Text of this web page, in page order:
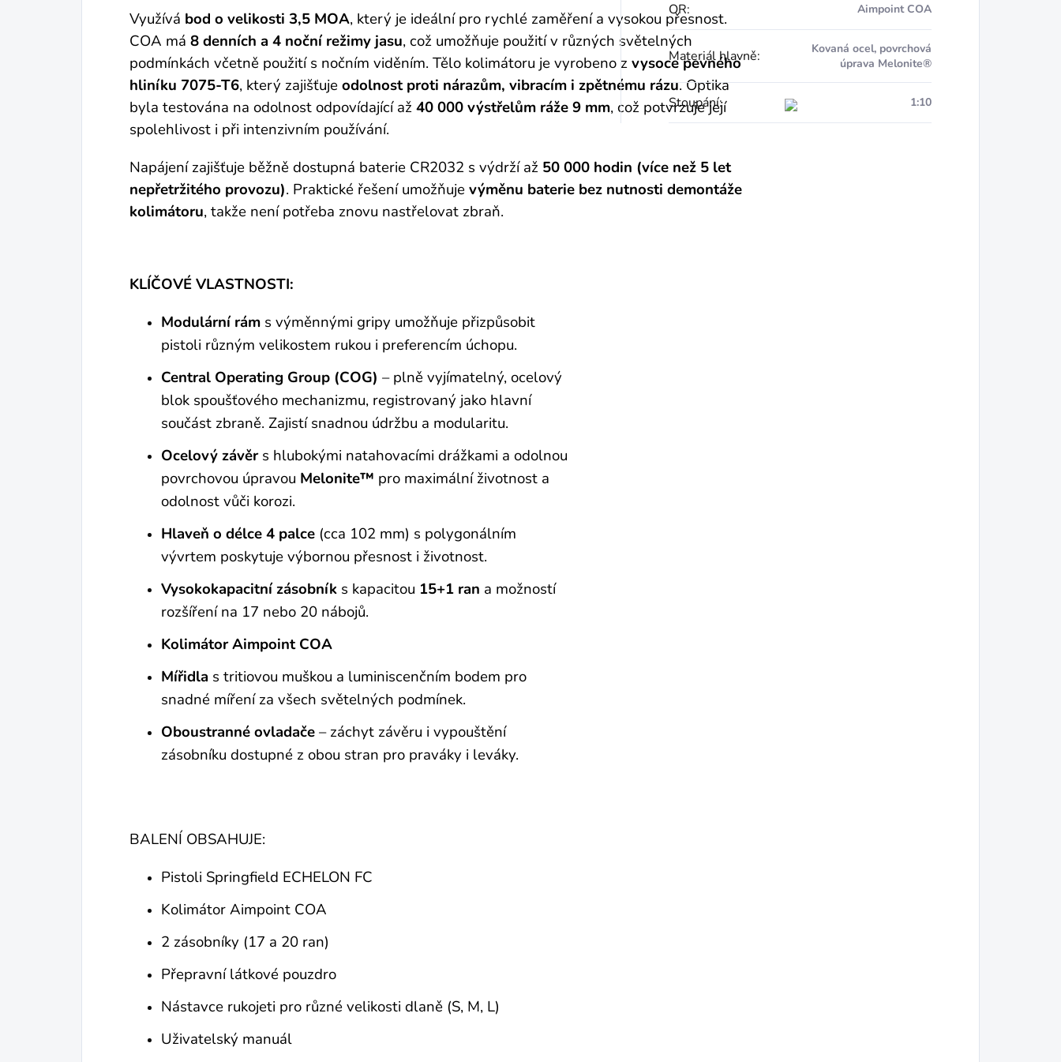
Využívá bod o velikosti 3,5 MOA, který je ideální pro rychlé zaměření a vysokou přesnost.
COA má 8 denních a 4 noční režimy jasu, což umožňuje použití v různých světelných
podmínkách včetně použití s nočním viděním. Tělo kolimátoru je vyrobeno zvysoce pevného
hliníku 7075-T6, který zajišťujeodolnost proti nárazům, vibracím i zpětnému rázu. Optika
byla testována na odolnost odpovídající až40 000 výstřelům ráže 9 mm, což potvrzuje její
spolehlivost i při intenzivním používání.
Napájení zajišťuje běžně dostupná baterie CR2032 s výdrží až 50 000 hodin (více než 5 let
nepřetržitého provozu). Praktické řešení umožňujevýměnu baterie bez nutnosti demontáže
kolimátoru, takže není potřeba znovu nastřelovat zbraň.
KLÍČOVÉ VLASTNOSTI:
Modulární rám s výměnnými gripy umožňuje přizpůsobit
pistoli různým velikostem rukou i preferencím úchopu.
Central Operating Group (COG) – plně vyjímatelný, ocelový
blok spoušťového mechanizmu, registrovaný jako hlavní
součást zbraně. Zajistí snadnou údržbu a modularitu.
Ocelový závěrs hlubokými natahovacími drážkami a odolnou
povrchovou úpravou Melonite™ pro maximální životnost a
odolnost vůči korozi.
Hlaveň o délce 4 palce (cca 102 mm) s polygonálním
vývrtem poskytuje výbornou přesnost i životnost.
Vysokokapacitní zásobník s kapacitou 15+1 ran a možností
rozšíření na 17 nebo 20 nábojů.
Kolimátor Aimpoint COA
Mířidla s tritiovou muškou a luminiscenčním bodem pro
snadné míření za všech světelných podmínek.
Oboustranné ovladače– záchyt závěru i vypouštění
zásobníku dostupné z obou stran pro praváky i leváky.
BALENÍ OBSAHUJE:
Pistoli Springfield ECHELON FC
Kolimátor Aimpoint COA
2 zásobníky (17 a 20 ran)
Přepravní látkové pouzdro
Nástavce rukojeti pro různé velikosti dlaně (S, M, L)
Uživatelský manuál
OR: Aimpoint COA
Materiál hlavně:
Kovaná ocel, povrchová
úprava Melonite®
Stoupání: 1:10